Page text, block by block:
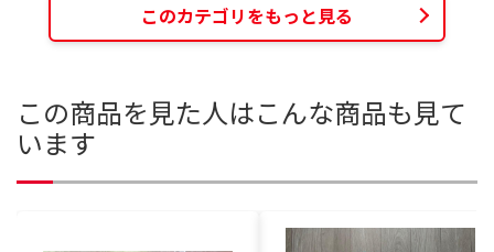
このカテゴリをもっと見る
この商品を見た人はこんな商品も見て
います